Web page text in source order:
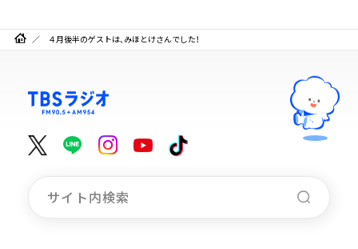
４月後半のゲストは、みほとけさんでした！